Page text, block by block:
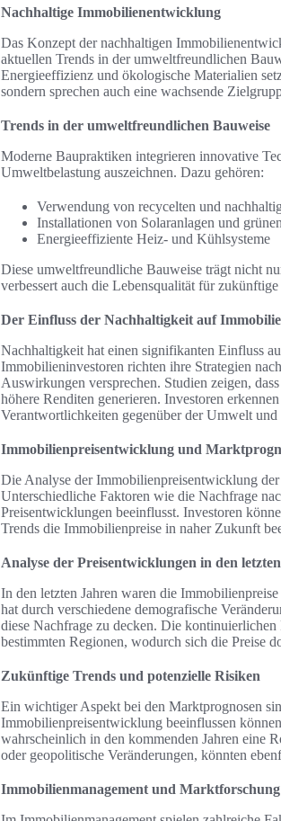
Nachhaltige Immobilienentwicklung
Das Konzept der nachhaltigen
aktuellen Trends in der umweltfreundlichen
Energieeffizienz und ökologische Materialien
sondern sprechen auch eine wachsende
Trends in der umweltfreundlichen Bauweise
Moderne Baupraktiken integrieren innovative
Umweltbelastung auszeichnen. Dazu gehören:
Verwendung von recycelten und
Installationen von Solaranlagen und
Energieeffiziente Heiz- und Kühlsysteme
Diese umweltfreundliche Bauweise trägt nicht
verbessert auch die Lebensqualität für
Der Einfluss der Nachhaltigkeit auf
Nachhaltigkeit hat einen signifikanten Einfluss
Immobilieninvestoren richten ihre Strategien
Auswirkungen versprechen. Studien zeigen,
höhere Renditen generieren. Investoren
Verantwortlichkeiten gegenüber der Umwelt und
Immobilienpreisentwicklung und
Die Analyse der Immobilienpreisentwicklung
Unterschiedliche Faktoren wie die Nachfrage
Preisentwicklungen beeinflusst. Investoren
Trends die Immobilienpreise in naher Zukunft
Analyse der Preisentwicklungen in den
In den letzten Jahren waren die
hat durch verschiedene demografische
diese Nachfrage zu decken. Die
bestimmten Regionen, wodurch sich die Preise
Zukünftige Trends und potenzielle Risiken
Ein wichtiger Aspekt bei den Marktprognosen
Immobilienpreisentwicklung beeinflussen
wahrscheinlich in den kommenden Jahren eine
oder geopolitische Veränderungen, könnten
Immobilienmanagement und Marktforschung